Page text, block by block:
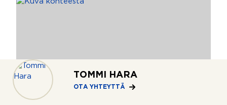
TOMMI HARA
OTA YHTEYTTÄ